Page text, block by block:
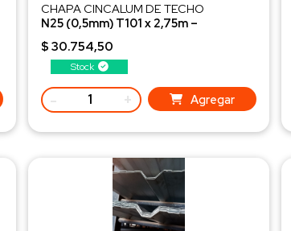
Stock
CHAPA CINCALUM DE TECHO
N25 (0,5mm) T101 x 2,75m –
Seleccionada 2DA
$ 30.754,50
- + Agregar